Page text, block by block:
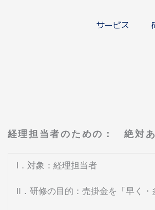
サービス
経理担当者のための： 絶
Ⅰ．対象：経理担当者
Ⅱ．研修の目的：売掛金を「早く